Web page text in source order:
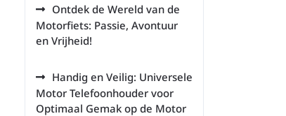
Ontdek de Wereld van de
Motorfiets: Passie, Avontuur
en Vrijheid!
Handig en Veilig: Universele
Motor Telefoonhouder voor
Optimaal Gemak op de Motor